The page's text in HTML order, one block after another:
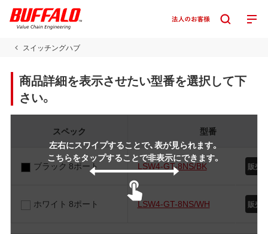
スイッチングハブ
商品詳細を表示させたい型番を選択して下
さい。
左右にスワイプすることで、表が見られます。
こちらをタップすることで非表示にできます。
スペック 型番
ブラック 8ポート LSW4-GT-8NS/BK 販売
ホワイト 8ポート LSW4-GT-8NS/WH 販売